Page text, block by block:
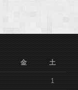
金 土
1